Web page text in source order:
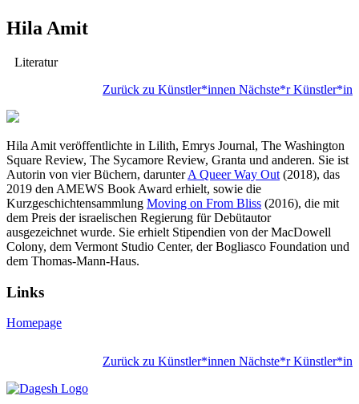
Hila Amit
Literatur
Zurück zu Künstler*innen Nächste*r Künstler*in
Hila Amit veröffentlichte in Lilith, Emrys Journal, The Washington
Square Review, The Sycamore Review, Granta und anderen. Sie ist
Autorin von vier Büchern, darunterA Queer Way Out (2018), das
2019 den AMEWS Book Award erhielt, sowie die
Kurzgeschichtensammlung Moving on From Bliss (2016), die mit
dem Preis der israelischen Regierung für Debütautor
ausgezeichnet wurde. Sie erhielt Stipendien von der MacDowell
Colony, dem Vermont Studio Center, der Bogliasco Foundation und
dem Thomas-Mann-Haus.
Links
Homepage
Zurück zu Künstler*innen Nächste*r Künstler*in